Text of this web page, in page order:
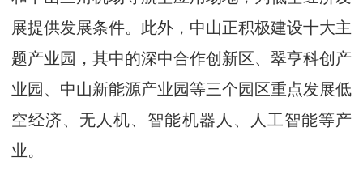
展提供发展条件。此外，中山正积极建设十大主
题产业园，其中的深中合作创新区、翠亨科创产
业园、中山新能源产业园等三个园区重点发展低
空经济、无人机、智能机器人、人工智能等产
业。